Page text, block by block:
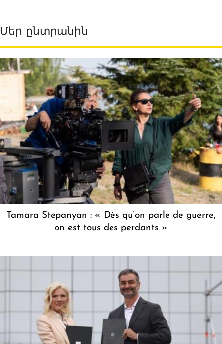
Մեր ընտրանին
Tamara Stepanyan : « Dès qu’on parle de guerre,
on est tous des perdants »